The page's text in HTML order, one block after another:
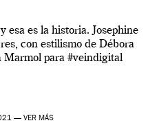
esa es la historia. Josephine
con estilismo de Débora
Marmol para #veindigital
— VER MÁS